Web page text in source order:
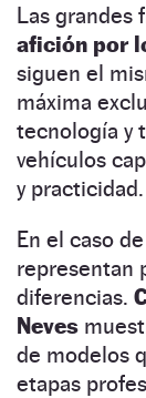
Las grandes
afición por
siguen el
máxima
tecnología y
vehículos
y practicidad.
En el caso de
representan
diferencias.
Neves
de modelos
etapas